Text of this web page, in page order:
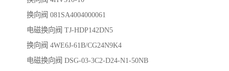
换向阀 081SA4004000061
电磁换向阀 TJ-HDP142DN5
换向阀 4WE6J-61B/CG24N9K4
电磁换向阀 DSG-03-3C2-D24-N1-50NB